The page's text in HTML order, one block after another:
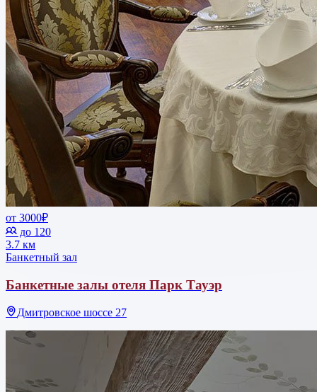
от 3000₽
до 120
3.7 км
Банкетный зал
Банкетные залы отеля Парк Тауэр
Дмитровское шоссе 27